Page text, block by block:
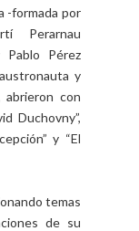
-formada por
Perarnau
Pablo Pérez
y
abrieron con
Duchovny”,
y “El
temas
de su